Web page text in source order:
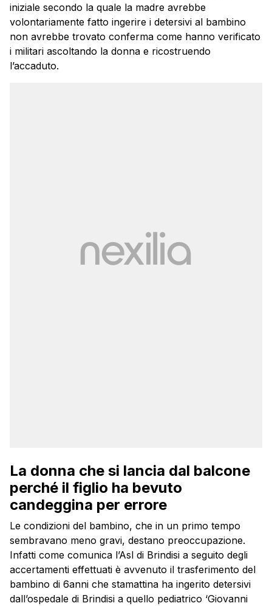
iniziale secondo la quale la madre avrebbe
volontariamente fatto ingerire i detersivi al bambino
non avrebbe trovato conferma come hanno verificato
i militari ascoltando la donna e ricostruendo
l’accaduto.
La donna che si lancia dal balcone
perché il figlio ha bevuto
candeggina per errore
Le condizioni del bambino, che in un primo tempo
sembravano meno gravi, destano preoccupazione.
Infatti come comunica l’Asl di Brindisi a seguito degli
accertamenti effettuati è avvenuto il trasferimento del
bambino di 6anni che stamattina ha ingerito detersivi
dall’ospedale di Brindisi a quello pediatrico ‘Giovanni